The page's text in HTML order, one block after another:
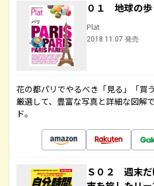
０１ 地球の
Plat
2018.11.07 発売
花の都パリでやるべき「見る」「買
厳選して、豊富な写真と詳細な図解
ド。
Ｓ０２ 週末だ